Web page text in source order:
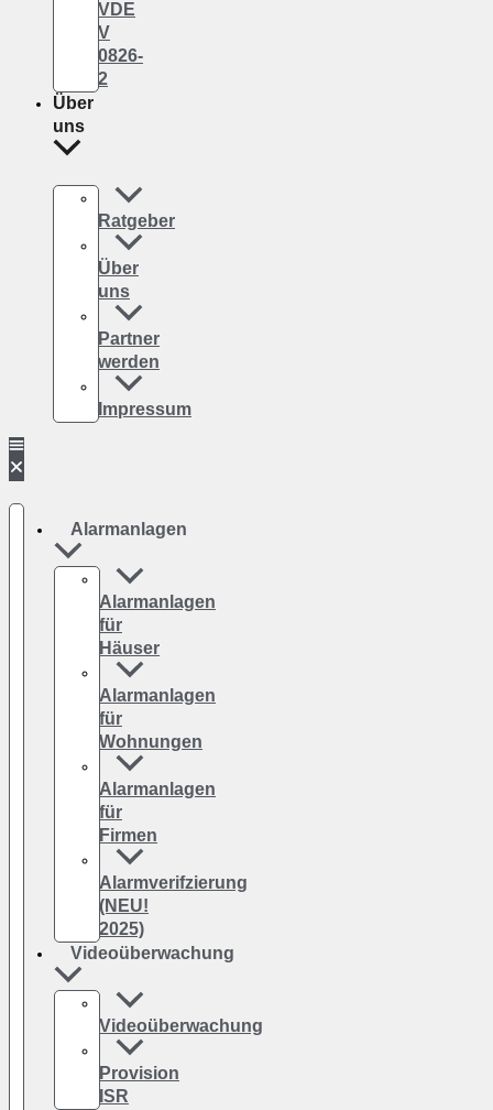
VDE
V
0826-
2
Über
uns
Ratgeber
Über
uns
Partner
werden
Impressum
Alarmanlagen
Alarmanlagen
für
Häuser
Alarmanlagen
für
Wohnungen
Alarmanlagen
für
Firmen
Alarmverifzierung
(NEU!
2025)
Videoüberwachung
Videoüberwachung
Provision
ISR